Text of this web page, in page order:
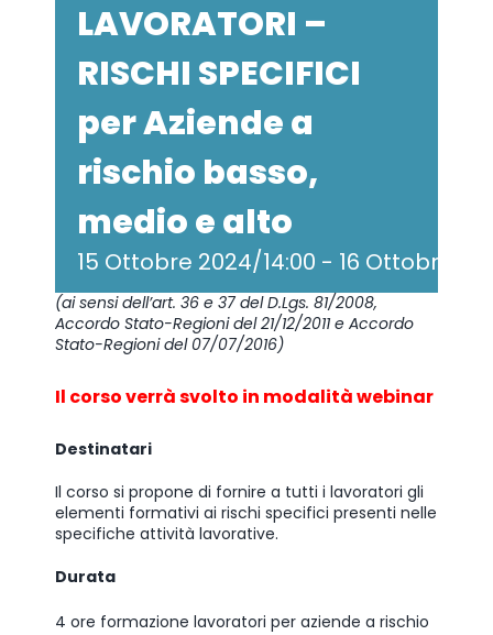
LAVORATORI –
RISCHI SPECIFICI
per Aziende a
rischio basso,
medio e alto
15 Ottobre 2024/14:00 - 16 Ottobre
(ai sensi dell’art. 36 e 37 del D.Lgs. 81/2008,
Accordo Stato-Regioni del 21/12/2011 e Accordo
Stato-Regioni del 07/07/2016)
Il corso verrà svolto in modalità webinar
Destinatari
Il corso si propone di fornire a tutti i lavoratori gli
elementi formativi ai rischi specifici presenti nelle
specifiche attività lavorative.
Durata
4 ore formazione lavoratori per aziende a rischio